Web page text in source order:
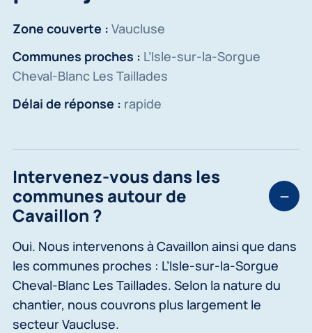
Zone couverte : Vaucluse
Communes proches : L’Isle-sur-la-Sorgue
Cheval-Blanc Les Taillades
Délai de réponse : rapide
Intervenez-vous dans les
communes autour de
Cavaillon ?
Oui. Nous intervenons à Cavaillon ainsi que dans
les communes proches : L’Isle-sur-la-Sorgue
Cheval-Blanc Les Taillades. Selon la nature du
chantier, nous couvrons plus largement le
secteur Vaucluse.